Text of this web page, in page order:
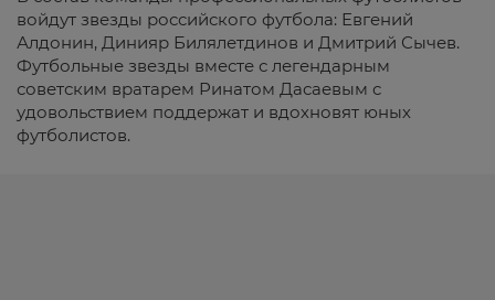
войдут звезды российского футбола: Евгений
Алдонин, Динияр Билялетдинов и Дмитрий Сычев.
Футбольные звезды вместе с легендарным
советским вратарем Ринатом Дасаевым с
удовольствием поддержат и вдохновят юных
футболистов.